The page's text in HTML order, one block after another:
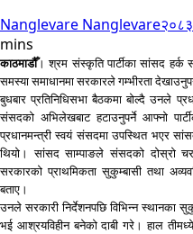
Nanglevare Nanglevare
mins
काठमाडौँ। श्रम संस्कृति पार्टीका सांसद हर्क
समस्या समाधानमा सरकारले गम्भीरता
बुधबार प्रतिनिधिसभा बैठकमा बोल्दै उनले
संसदको अभिलेखबाट हटाउनुपर्ने आफ्नो
प्रधानमन्त्री स्वयं संसदमा उपस्थित भएर
थियो। सांसद साम्पाङले संसदको
सरकारको प्राथमिकता सुकुम्बासी तथा
बताए।
उनले सरकारी निर्देशनपछि विभिन्न स्थानका
भई आश्रयविहीन बनेको दाबी गरे। हाल